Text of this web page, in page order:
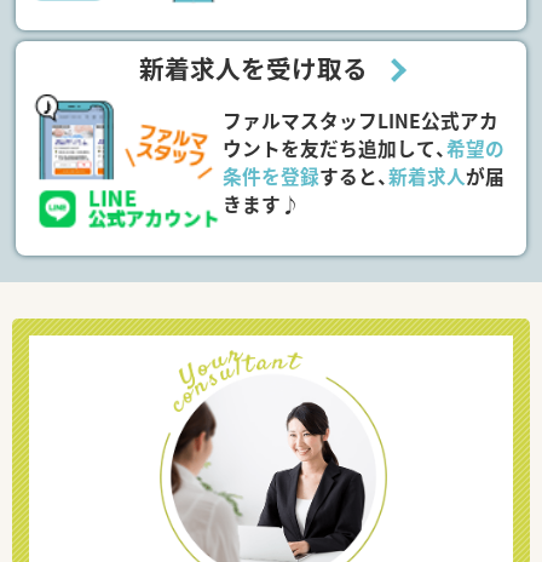
新着求人を受け取る
ファルマスタッフLINE公式アカ
ウントを友だち追加して、希望の
条件を登録すると、新着求人が届
きます♪